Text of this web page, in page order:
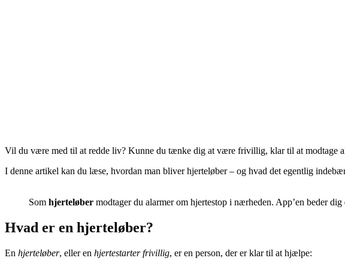
Vil du være med til at redde liv? Kunne du tænke dig at være frivillig, klar til at modtage
I denne artikel kan du læse, hvordan man bliver hjerteløber – og hvad det egentlig
Som hjerteløber modtager du alarmer om hjertestop i nærheden. App’en beder
Hvad er en hjerteløber?
En hjerteløber, eller en hjertestarter frivillig, er en person, der er klar til at hjælpe: